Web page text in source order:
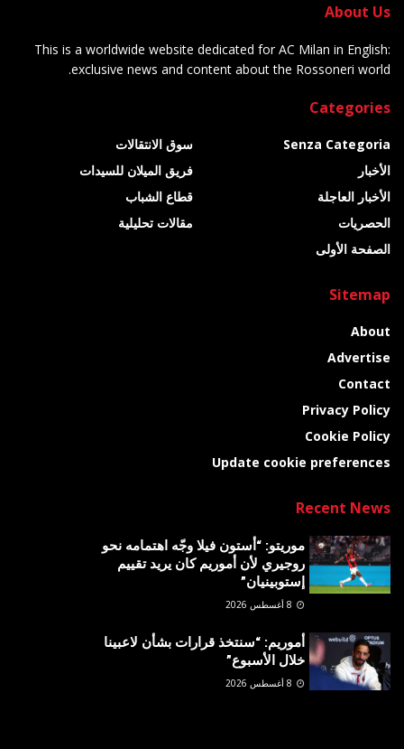
About Us
This is a worldwide website dedicated for AC Milan in English:
exclusive news and content about the Rossoneri world.
Categories
Senza Categoria
الأخبار
الأخبار العاجلة
الحصريات
الصفحة الأولى
سوق الانتقالات
فريق الميلان للسيدات
قطاع الشباب
مقالات تحليلية
Sitemap
About
Advertise
Contact
Privacy Policy
Cookie Policy
Update cookie preferences
Recent News
موريتو: “أستون فيلا وجّه اهتمامه نحو
روجيري لأن أموريم كان يريد تقييم
إستوبينيان”
أموريم: “سنتخذ قرارات بشأن لاعبينا
خلال الأسبوع”